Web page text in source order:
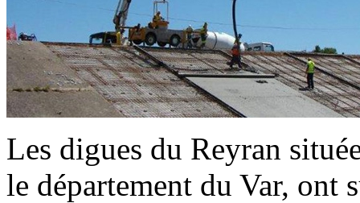
Les digues du Reyran
le département du Var, ont